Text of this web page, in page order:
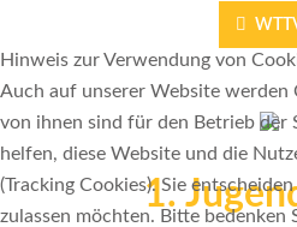
1.
Hinweis zur Verwendung von
Auch auf unserer Website werden
von ihnen sind für den Betrieb der
helfen, diese Website und die
(Tracking Cookies). Sie
zulassen möchten. Bitte bedenken